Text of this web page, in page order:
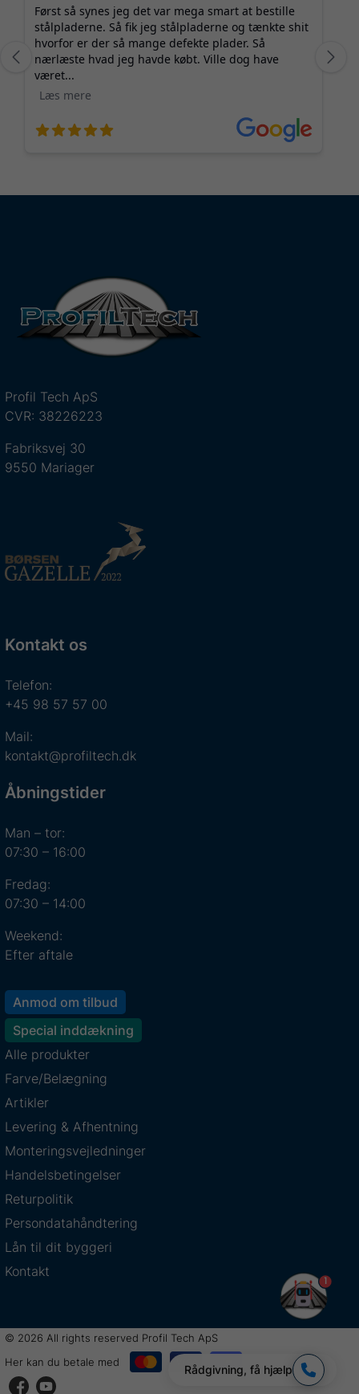
Profil Tech ApS
CVR: 38226223
Fabriksvej 30
9550 Mariager
Kontakt os
Telefon:
+45 98 57 57 00
Mail:
kontakt@profiltech.dk
Åbningstider
Man – tor:
07:30 – 16:00
Fredag:
07:30 – 14:00
Weekend:
Efter aftale
Anmod om tilbud
Special inddækning
Alle produkter
Farve/Belægning
Artikler
Levering & Afhentning
Monteringsvejledninger
Handelsbetingelser
Returpolitik
Persondatahåndtering
Lån til dit byggeri
Kontakt
© 2026 All rights reserved Profil Tech ApS
Her kan du betale med
Rådgivning, få hjælp
1